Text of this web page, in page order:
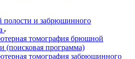
и забрюшинного
томография брюшной
(поисковая программа)
томография забрюшинного